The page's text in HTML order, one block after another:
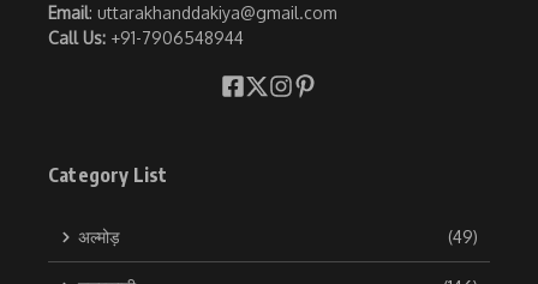
Email: uttarakhanddakiya@gmail.com
Call Us: +91-7906548944
Category List
अल्मोड़ (49)